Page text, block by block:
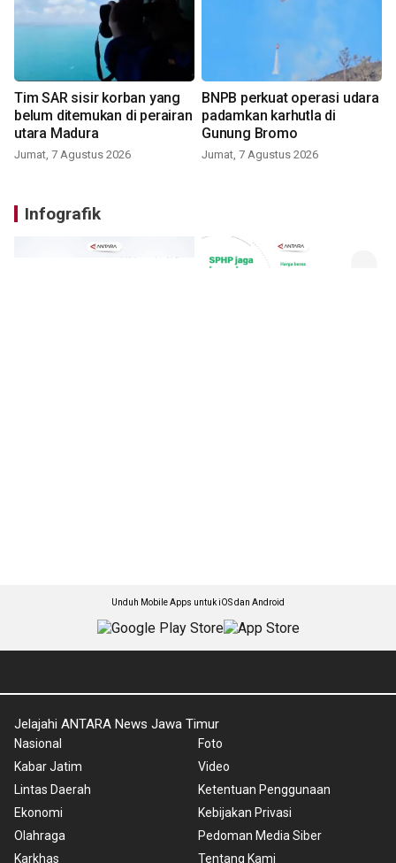
Tim SAR sisir korban yang
belum ditemukan di perairan
utara Madura
Jumat, 7 Agustus 2026
BNPB perkuat operasi udara
padamkan karhutla di
Gunung Bromo
Jumat, 7 Agustus 2026
Infografik
Unduh Mobile Apps untuk iOS dan Android
Jelajahi ANTARA News Jawa Timur
Nasional
Kabar Jatim
Lintas Daerah
Ekonomi
Olahraga
Karkhas
Foto
Video
Ketentuan Penggunaan
Kebijakan Privasi
Pedoman Media Siber
Tentang Kami